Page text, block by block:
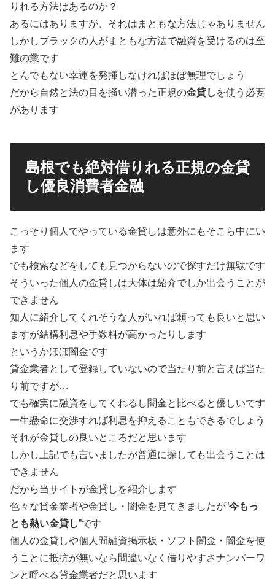
りれる方法はあるのか？
あるにはありますが、それはまともな方法じゃありません
しかしブラックの人がまともな方法で融資を受けるのは至
難の業です
とんでもない幸運を発揮しなければほぼ無理でしょう
だから自然と法の目を掻い潜った正規の金貸し を使う必要
があります
島根でも絶対借りれる正規の金貸
し優良消費者金融
こっそり個人でやっている金貸しは意外にもそこら中にい
ます
でも検索などをしても見つからないので探すだけ無駄です
そういった個人の金貸しは大体は紹介でしか出会うことが
できません
知人に紹介してくれそうな人がいれば頼っても良いと思い
ますが結構利息や手数料が高かったりします
というかほぼ闇金です
貸金業者として登録していないので当たり前と言えば当た
り前ですが…
でも確実に融資をしてくれるし闇金と比べると優しいです
一生懸命に交渉すれば利息を抑えることもできるでしょう
それが金貸しの良いところだと思います
しかし上記でも言いましたが普通に探しても出会うことは
できません
だから当サイトが金貸しを紹介します
色々な貸金業者や金貸し・闇金を見てきましたが”今もっ
とも熱い金貸し”です
個人の金貸しや個人間融資掲示板・ソフト闇金・闇金を使
うことに抵抗が無いなら間違いなく借りやすさナンバーワ
ンと呼べる貸金業者だと思います